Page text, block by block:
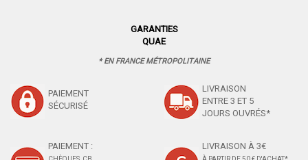
GARANTIES
QUAE
* EN FRANCE MÉTROPOLITAINE
PAIEMENT
SÉCURISÉ
LIVRAISON
ENTRE 3 ET 5
JOURS OUVRÉS*
PAIEMENT : LIVRAISON À 3€